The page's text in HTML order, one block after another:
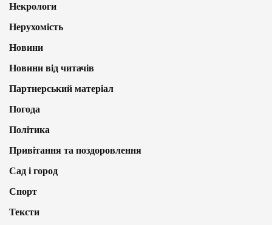
Некрологи
Нерухомість
Новини
Новини від читачів
Партнерський матеріал
Погода
Політика
Привітання та поздоровлення
Сад і город
Спорт
Тексти